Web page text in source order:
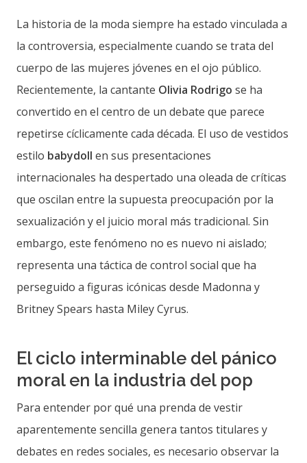
La historia de la moda siempre ha estado vinculada a
la controversia, especialmente cuando se trata del
cuerpo de las mujeres jóvenes en el ojo público.
Recientemente, la cantante Olivia Rodrigo se ha
convertido en el centro de un debate que parece
repetirse cíclicamente cada década. El uso de vestidos
estilo babydoll en sus presentaciones
internacionales ha despertado una oleada de críticas
que oscilan entre la supuesta preocupación por la
sexualización y el juicio moral más tradicional. Sin
embargo, este fenómeno no es nuevo ni aislado;
representa una táctica de control social que ha
perseguido a figuras icónicas desde Madonna y
Britney Spears hasta Miley Cyrus.
El ciclo interminable del pánico
moral en la industria del pop
Para entender por qué una prenda de vestir
aparentemente sencilla genera tantos titulares y
debates en redes sociales, es necesario observar la